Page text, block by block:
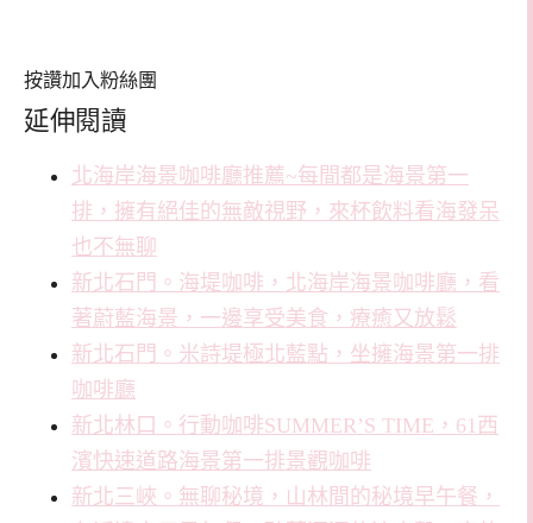
按讚加入粉絲團
延伸閱讀
北海岸海景咖啡廳推薦~每間都是海景第一
排，擁有絕佳的無敵視野，來杯飲料看海發呆
也不無聊
新北石門。海堤咖啡，北海岸海景咖啡廳，看
著蔚藍海景，一邊享受美食，療癒又放鬆
新北石門。米詩堤極北藍點，坐擁海景第一排
咖啡廳
新北林口。行動咖啡SUMMER’S TIME，61西
濱快速道路海景第一排景觀咖啡
新北三峽。無聊秘境，山林間的秘境早午餐，